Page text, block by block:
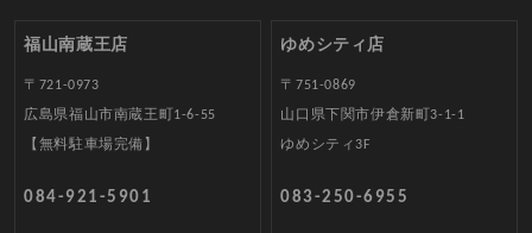
福山南蔵王店
〒721-0973
広島県福山市南蔵王町1-6-55
【無料駐車場完備】
084-921-5901
ゆめシティ店
〒751-0869
山口県下関市伊倉新町3-1-1
ゆめシティ3F
083-250-6955